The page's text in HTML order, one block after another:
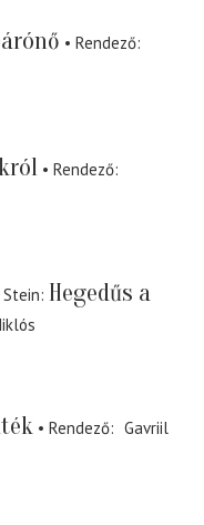
Rendező
Rendező
Stein Hegedűs a
Rendező
Gavriil